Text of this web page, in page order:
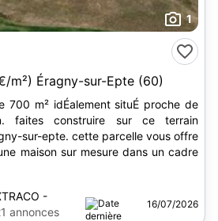
1
m²) Éragny-sur-Epte (60)
700 m² idÉalement situÉ proche de
sur-epte. cette parcelle vous offre
maison sur mesure dans un cadre
-
|
annonces
16/07/2026